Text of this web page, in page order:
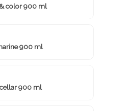
color 900 ml
900 ml
900 ml